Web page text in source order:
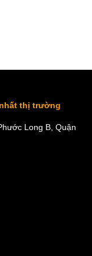
nhất thị trường
Long B, Quận